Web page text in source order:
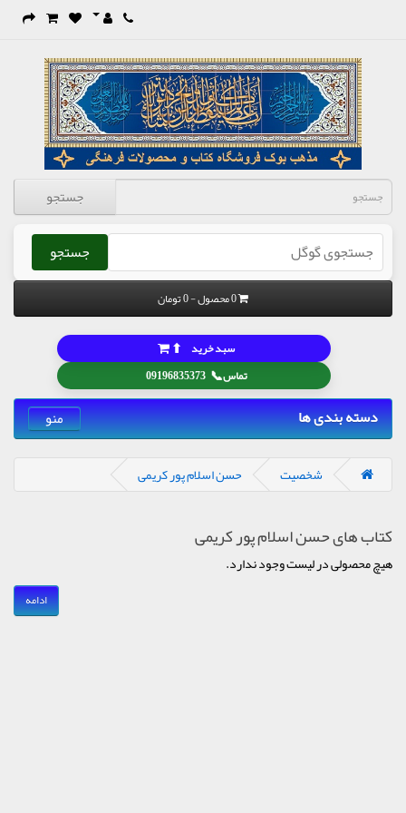
جستجو
جستجو
0 محصول - 0 تومان
تماس📞
09196835373
سبد خرید ⬆
دسته بندی ها منو
شخصیت حسن اسلام پور کریمی
کتاب های حسن اسلام پور کریمی
هیچ محصولی در لیست وجود ندارد.
ادامه